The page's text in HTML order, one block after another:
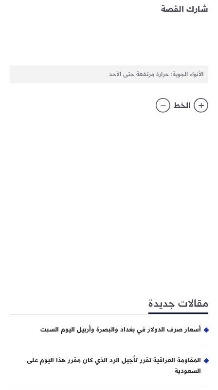
شارك القصة
الأنواء الجوية: حرارة مرتفعة حتى الأحد
الخط
مقالات جديدة
أسعار صرف الدولار في بغداد والبصرة وأربيل اليوم السبت
المقاومة العراقية تقرر تأجيل الرد الذي كان مقرر هذا اليوم على
السعودية